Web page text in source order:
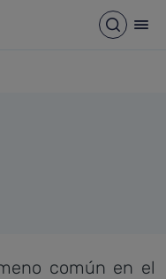
Abrir
camino de migas
común en el